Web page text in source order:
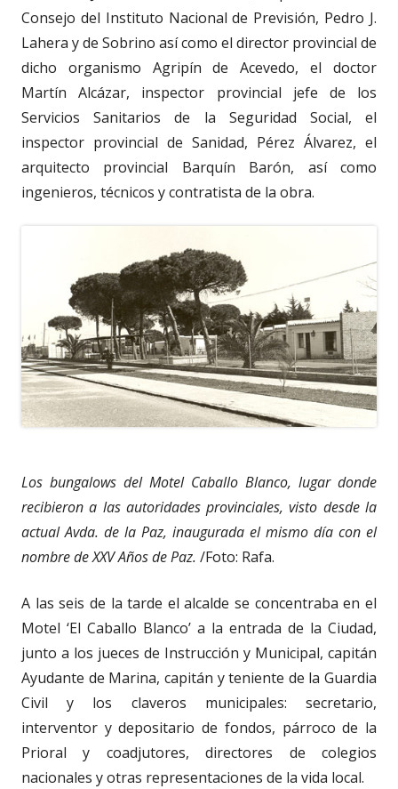
Consejo del Instituto Nacional de Previsión, Pedro J.
Lahera y de Sobrino así como el director provincial de
dicho organismo Agripín de Acevedo, el doctor
Martín Alcázar, inspector provincial jefe de los
Servicios Sanitarios de la Seguridad Social, el
inspector provincial de Sanidad, Pérez Álvarez, el
arquitecto provincial Barquín Barón, así como
ingenieros, técnicos y contratista de la obra.
Los bungalows del Motel Caballo Blanco, lugar donde
recibieron a las autoridades provinciales, visto desde la
actual Avda. de la Paz, inaugurada el mismo día con el
nombre de XXV Años de Paz. /Foto: Rafa.
A las seis de la tarde el alcalde se concentraba en el
Motel ‘El Caballo Blanco’ a la entrada de la Ciudad,
junto a los jueces de Instrucción y Municipal, capitán
Ayudante de Marina, capitán y teniente de la Guardia
Civil y los claveros municipales: secretario,
interventor y depositario de fondos, párroco de la
Prioral y coadjutores, directores de colegios
nacionales y otras representaciones de la vida local.